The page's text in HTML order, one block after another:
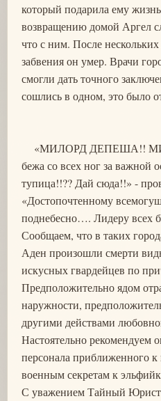
который подарила ему
возвращению домой Аргел
что с ним. После
забвения он умер. Врачи
смогли дать точного
сошлись в одном, это было
«МИЛОРД ДЕПЕША!!
бежа со всех ног за важной
тупица!!?? Дай сюда!!» -
«Достопочтенному
поднебесно…. Лидеру всех
Сообщаем, что в таких
Аден произошли смерти
искусных гвардейцев по
Предположительно ядом
наружности,
другими действами
Настоятельно рекомендуем
персонала приближенного к
военным секретам к
С уважением Тайный Юрист